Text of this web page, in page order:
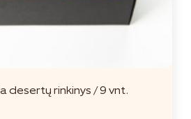
desertų rinkinys / 9 vnt.